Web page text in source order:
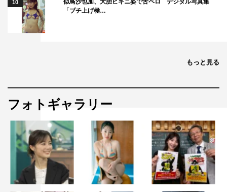
10
「ブチ上げ極…
もっと見る
フォトギャラリー